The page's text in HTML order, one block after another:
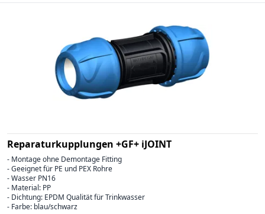
Reparaturkupplungen +GF+ iJOINT
- Montage ohne Demontage Fitting
- Geeignet für PE und PEX Rohre
- Wasser PN16
- Material: PP
- Dichtung: EPDM Qualität für Trinkwasser
- Farbe: blau/schwarz